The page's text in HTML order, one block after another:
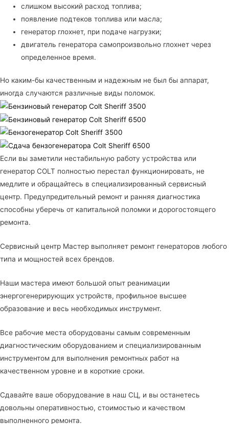
слишком высокий расход топлива;
появление подтеков топлива или масла;
генератор глохнет, при подаче нагрузки;
двигатель генератора самопроизвольно глохнет через
определенное время.
Но каким-бы качественным и надежным не был бы аппарат,
иногда случаются различные виды поломок.
Если вы заметили нестабильную работу устройства или
генератор COLT полностью перестал функционировать, не
медлите и обращайтесь в специализированный сервисный
центр. Предупредительный ремонт и ранняя диагностика
способны уберечь от капитальной поломки и дорогостоящего
ремонта.
Сервисный центр Мастер выполняет ремонт генераторов любого
типа и мощностей всех брендов.
Наши мастера имеют большой опыт реанимации
энергогенерирующих устройств, профильное высшее
образование и весь необходимых инструмент.
Все рабочие места оборудованы самым современным
диагностическим оборудованием и специализированным
инструментом для выполнения ремонтных работ на
качественном уровне и в короткие сроки.
Сдавайте ваше оборудование в наш СЦ, и вы останетесь
довольны оперативностью, стоимостью и качеством
выполненного ремонта.